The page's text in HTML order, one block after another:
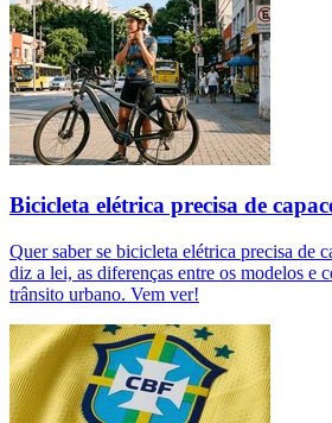
Bicicleta elétrica precisa de
Quer saber se bicicleta elétrica precisa de
diz a lei, as diferenças entre os modelos e
trânsito urbano. Vem ver!